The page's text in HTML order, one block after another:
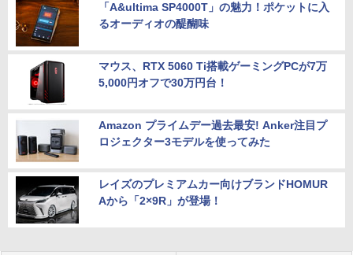
「A&ultima SP4000T」の魅力！ポケットに入
るオーディオの醍醐味
マウス、RTX 5060 Ti搭載ゲーミングPCが7万
5,000円オフで30万円台！
Amazon プライムデー過去最安! Anker注目プ
ロジェクター3モデルを使ってみた
レイズのプレミアムカー向けブランドHOMUR
Aから「2×9R」が登場！